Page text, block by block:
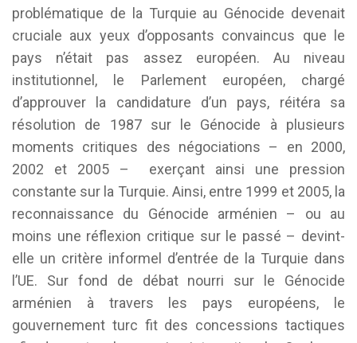
problématique de la Turquie au Génocide devenait
cruciale aux yeux d’opposants convaincus que le
pays n’était pas assez européen. Au niveau
institutionnel, le Parlement européen, chargé
d’approuver la candidature d’un pays, réitéra sa
résolution de 1987 sur le Génocide à plusieurs
moments critiques des négociations – en 2000,
2002 et 2005 – exerçant ainsi une pression
constante sur la Turquie. Ainsi, entre 1999 et 2005, la
reconnaissance du Génocide arménien – ou au
moins une réflexion critique sur le passé – devint-
elle un critère informel d’entrée de la Turquie dans
l’UE. Sur fond de débat nourri sur le Génocide
arménien à travers les pays européens, le
gouvernement turc fit des concessions tactiques